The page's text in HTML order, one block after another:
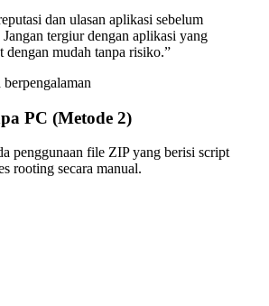
dan ulasan aplikasi sebelum
tergiur dengan aplikasi yang
dengan mudah tanpa risiko.”
berpengalaman
PC (Metode 2)
penggunaan file ZIP yang berisi script
rooting secara manual.